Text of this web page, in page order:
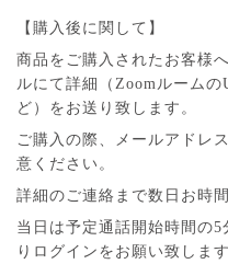
【購入後に関して】
商品をご購入されたお客様
ルにて詳細（Zoomルーム
ど）をお送り致します。
ご購入の際、メールアドレ
意ください。
詳細のご連絡まで数日お時
当日は予定通話開始時間の
りログインをお願い致します